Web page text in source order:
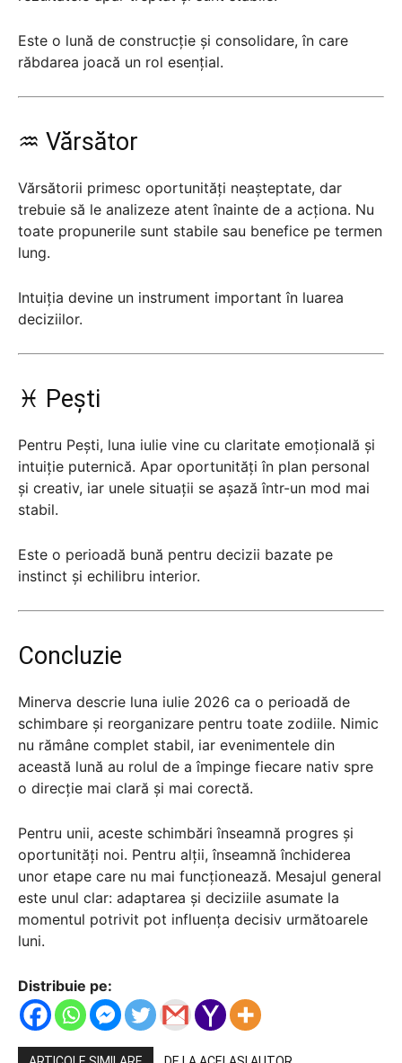
Este o lună de construcție și consolidare, în care
răbdarea joacă un rol esențial.
♒ Vărsător
Vărsătorii primesc oportunități neașteptate, dar
trebuie să le analizeze atent înainte de a acționa. Nu
toate propunerile sunt stabile sau benefice pe termen
lung.
Intuiția devine un instrument important în luarea
deciziilor.
♓ Pești
Pentru Pești, luna iulie vine cu claritate emoțională și
intuiție puternică. Apar oportunități în plan personal
și creativ, iar unele situații se așază într-un mod mai
stabil.
Este o perioadă bună pentru decizii bazate pe
instinct și echilibru interior.
Concluzie
Minerva descrie luna iulie 2026 ca o perioadă de
schimbare și reorganizare pentru toate zodiile. Nimic
nu rămâne complet stabil, iar evenimentele din
această lună au rolul de a împinge fiecare nativ spre
o direcție mai clară și mai corectă.
Pentru unii, aceste schimbări înseamnă progres și
oportunități noi. Pentru alții, înseamnă închiderea
unor etape care nu mai funcționează. Mesajul general
este unul clar: adaptarea și deciziile asumate la
momentul potrivit pot influența decisiv următoarele
luni.
Distribuie pe: